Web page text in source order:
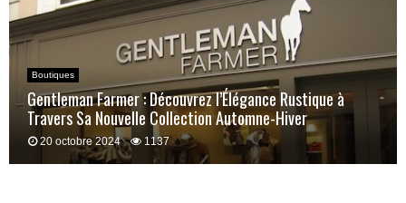
Boutiques
Gentleman Farmer : Découvrez l’Élégance Rustique à
Travers Sa Nouvelle Collection Automne-Hiver
20 octobre 2024 1137